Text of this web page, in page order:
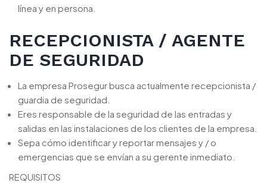
línea y en persona.
RECEPCIONISTA / AGENTE
DE SEGURIDAD
La empresa Prosegur busca actualmente recepcionista /
guardia de seguridad.
Eres responsable de la seguridad de las entradas y
salidas en las instalaciones de los clientes de la empresa.
Sepa cómo identificar y reportar mensajes y / o
emergencias que se envían a su gerente inmediato.
REQUISITOS